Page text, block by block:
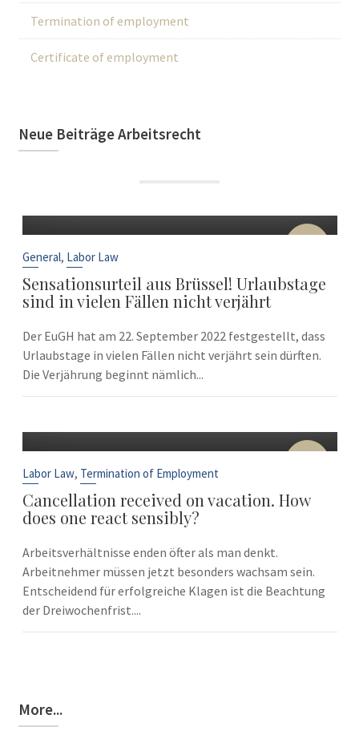
Termination of employment
Certificate of employment
Neue Beiträge Arbeitsrecht
22
General, Labor Law
Sensationsurteil aus Brüssel! Urlaubstage
sind in vielen Fällen nicht verjährt
Der EuGH hat am 22. September 2022 festgestellt, dass
Urlaubstage in vielen Fällen nicht verjährt sein dürften.
Die Verjährung beginnt nämlich...
10
Labor Law, Termination of Employment
Cancellation received on vacation. How
does one react sensibly?
Arbeitsverhältnisse enden öfter als man denkt.
Arbeitnehmer müssen jetzt besonders wachsam sein.
Entscheidend für erfolgreiche Klagen ist die Beachtung
der Dreiwochenfrist....
More...